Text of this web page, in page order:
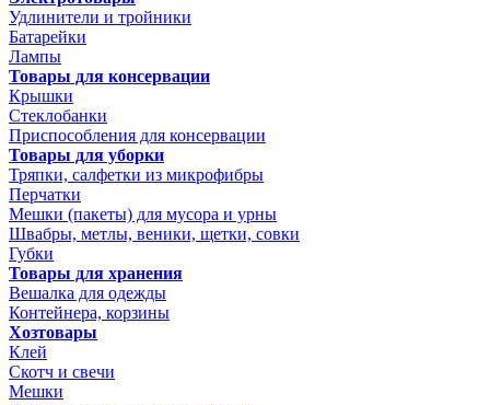
Удлинители и тройники
Батарейки
Лампы
Товары для консервации
Крышки
Стеклобанки
Приспособления для консервации
Товары для уборки
Тряпки, салфетки из микрофибры
Перчатки
Мешки (пакеты) для мусора и урны
Швабры, метлы, веники, щетки, совки
Губки
Товары для хранения
Вешалка для одежды
Контейнера, корзины
Хозтовары
Клей
Скотч и свечи
Мешки